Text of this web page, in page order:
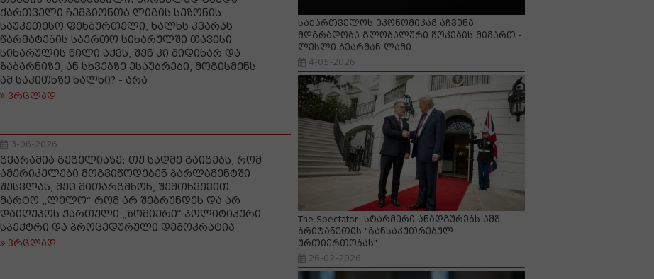
ქართველი ჩემპიონთა ლიგის სეზონის
საუკეთესო ფეხბურთელი, ხალხს კვარას
წარმატების საერთო სიხარულში თავისი
სიხარულის წილი აქვს, შენ კი მიდიხარ და
ზაბარნიზე, ან სხვებზე ესაუბრები, მოგისმენს
ამ საკითხზე ხალხი? - არა
ვრცლად
3-06-2026
გვარამია გეგელიაზე: თუ სადმე გაიგებს, რომ
ამერიკელები მოგვიწოდებენ პარლამენტში
შესვლას, მეც მითარგმნონ, შემთხვევით
მარტო „ლელო“ რომ არ შებრუნდეს და არ
დაიღუპოს ქართული „ზომიერი“ პოლიტიკური
სპექტრი და პროცედურული დემოკრატია
ვრცლად
საქართველოს ეკონომიკამ აჩვენა
მდგრადობა გლობალური შოკების მიმართ -
ლესლი ბეარმან ლამი
4-05-2026
The Spectator: სტარმერი ანადგურებს აშშ-
ბრიტანეთის "განსაკუთრებულ
ურთიერთობას"
26-02-2026